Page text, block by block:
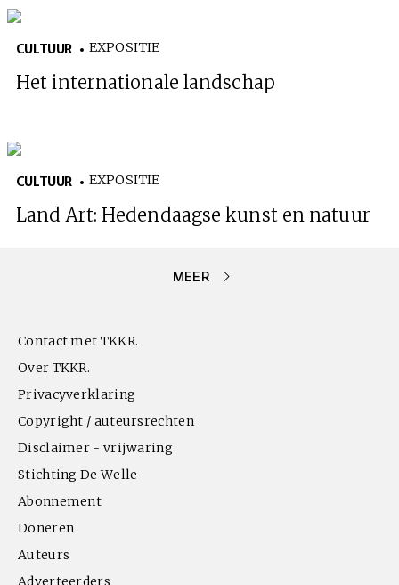
CULTUUR EXPOSITIE
Het internationale landschap
CULTUUR EXPOSITIE
Land Art: Hedendaagse kunst en natuur
MEER
Contact met TKKR.
Over TKKR.
Privacyverklaring
Copyright / auteursrechten
Disclaimer - vrijwaring
Stichting De Welle
Abonnement
Doneren
Auteurs
Adverteerders